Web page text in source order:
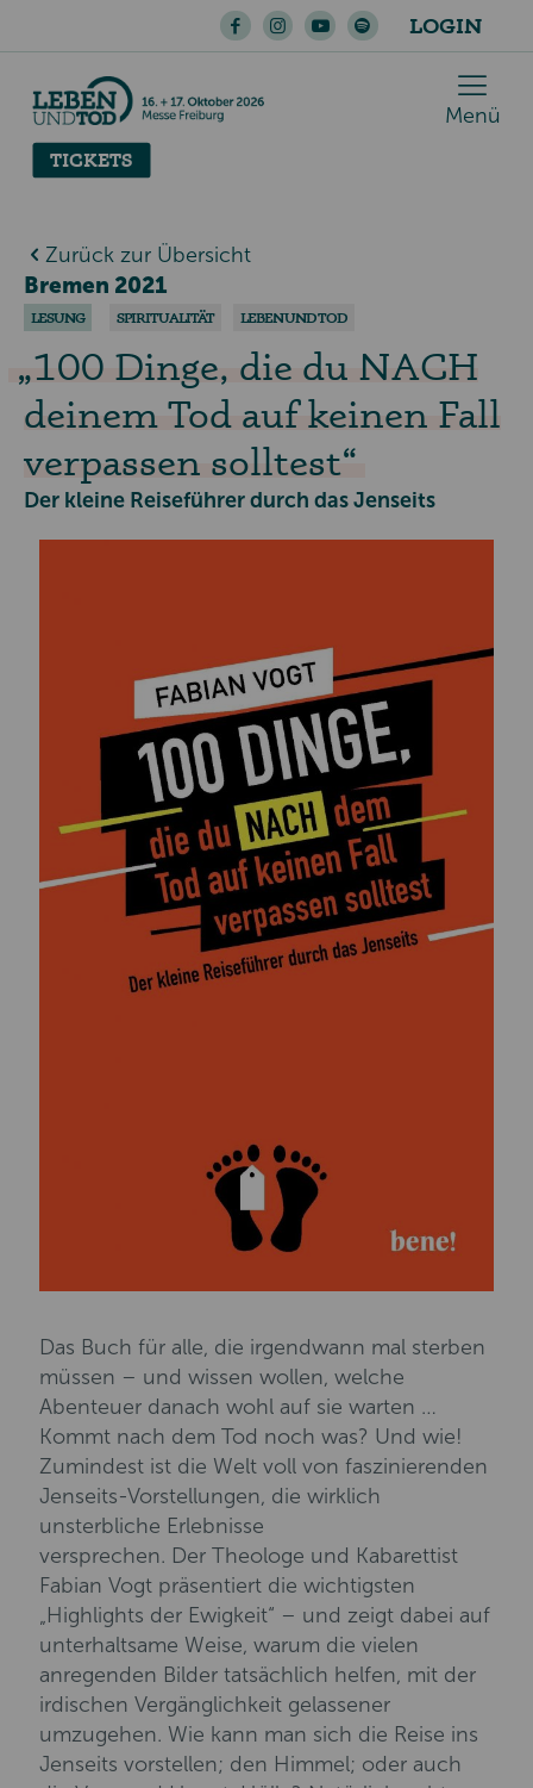
LOGIN
TICKETS
Menü
Zurück zur Übersicht
Bremen 2021
LESUNG SPIRITUALITÄT LEBEN UND TOD
100 Dinge, die du NACH
deinem Tod auf keinen Fall
verpassen solltest
Der kleine Reiseführer durch das Jenseits
Das Buch für alle, die irgendwann mal sterben
müssen – und wissen wollen, welche
Abenteuer danach wohl auf sie warten …
Kommt nach dem Tod noch was? Und wie!
Zumindest ist die Welt voll von faszinierenden
Jenseits-Vorstellungen, die wirklich
unsterbliche Erlebnisse
versprechen. Der Theologe und Kabarettist
Fabian Vogt präsentiert die wichtigsten
„Highlights der Ewigkeit“ – und zeigt dabei auf
unterhaltsame Weise, warum die vielen
anregenden Bilder tatsächlich helfen, mit der
irdischen Vergänglichkeit gelassener
umzugehen. Wie kann man sich die Reise ins
Jenseits vorstellen; den Himmel; oder auch